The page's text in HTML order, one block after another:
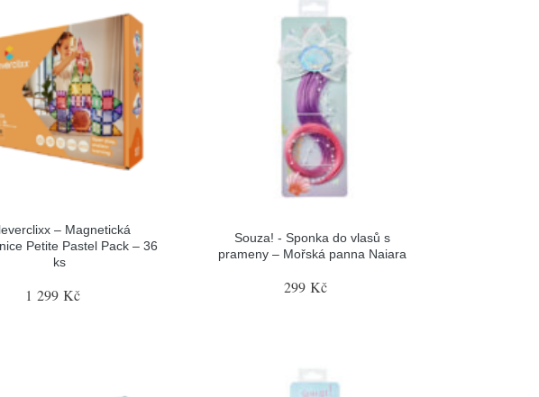
– Magnetická
Petite Pastel Pack – 36
ks
1 299 Kč
Souza! - Sponka do vlasů s
prameny – Mořská panna Naiara
299 Kč